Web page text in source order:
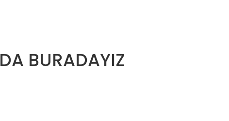
BURADAYIZ